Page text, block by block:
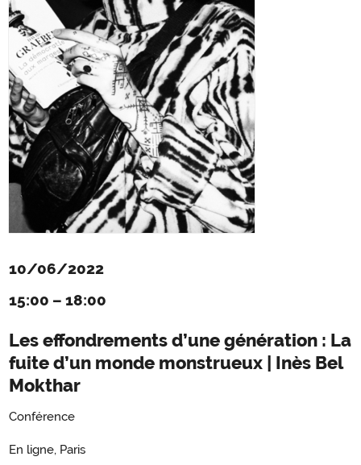
10/06/2022
15:00 – 18:00
Les effondrements d’une génération : La
fuite d’un monde monstrueux | Inès Bel
Mokthar
Conférence
En ligne, Paris